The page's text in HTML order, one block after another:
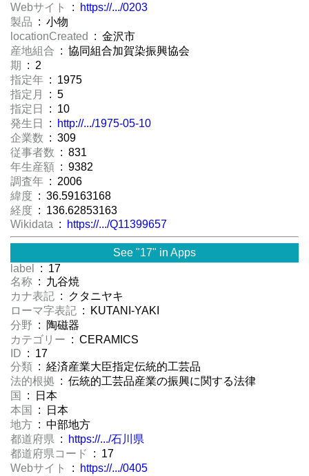
Webサイト
:
https://.../0203
製品 : 小物
locationCreated
: 金沢市
産地組合 : 協同組合加賀染振興協会
期
: 2
指定年 : 1975
指定月
: 5
指定日
: 10
発生日
:
http://.../1975-05-10
企業数 : 309
従事者数 : 831
年生産額 : 9382
調査年 : 2006
緯度 : 36.59163168
経度 : 136.62853163
Wikidata : https://.../Q11399657
See "17" in Apps
label
: 17
名称 : 九谷焼
カナ表記 : クタニヤキ
ローマ字表記 : KUTANI-YAKI
分野 : 陶磁器
カテゴリー : CERAMICS
ID : 17
分類 : 経済産業大臣指定伝統的工芸品
法的根拠 : 伝統的工芸品産業の振興に関する法律
国
: 日本
本国
: 日本
地方 : 中部地方
都道府県 :
https://.../石川県
都道府県コード
: 17
Webサイト
:
https://.../0405